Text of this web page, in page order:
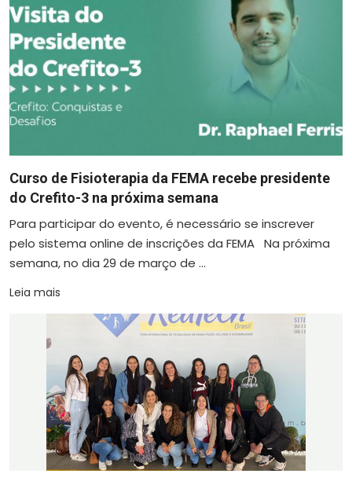
Curso de Fisioterapia da FEMA recebe presidente
do Crefito-3 na próxima semana
Para participar do evento, é necessário se inscrever
pelo sistema online de inscrições da FEMA Na próxima
semana, no dia 29 de março de ...
Leia mais